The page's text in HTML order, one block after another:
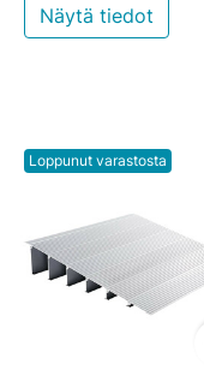
Näytä tiedot
Loppunut varastosta